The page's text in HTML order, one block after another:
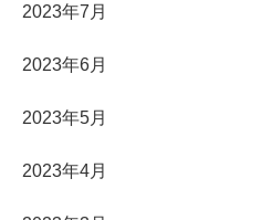
2023年7月
2023年6月
2023年5月
2023年4月